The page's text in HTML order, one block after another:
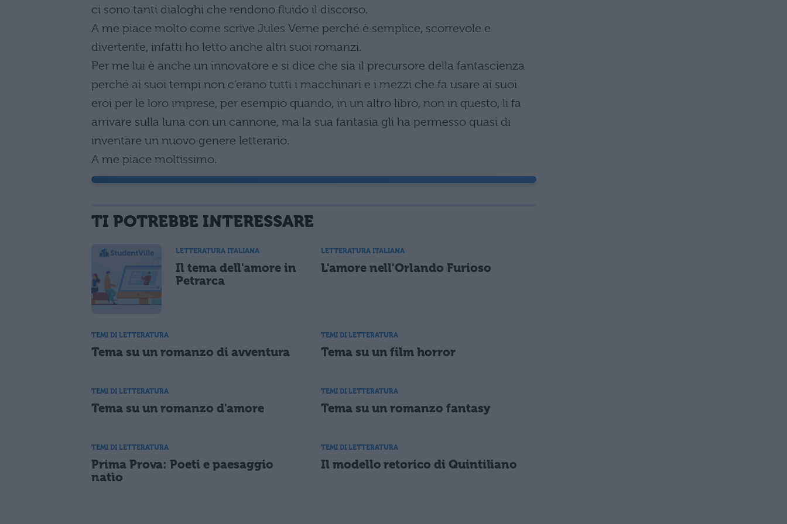
ci sono tanti dialoghi che rendono fluido il discorso.
A me piace molto come scrive Jules Verne perché è semplice, scorrevole e
divertente, infatti ho letto anche altri suoi romanzi.
Per me lui è anche un innovatore e si dice che sia il precursore della fantascienza
perché ai suoi tempi non c’erano tutti i macchinari e i mezzi che fa usare ai suoi
eroi per le loro imprese, per esempio quando, in un altro libro, non in questo, li fa
arrivare sulla luna con un cannone, ma la sua fantasia gli ha permesso quasi di
inventare un nuovo genere letterario.
A me piace moltissimo.
TI POTREBBE INTERESSARE
LETTERATURA ITALIANA
Il tema dell'amore in
Petrarca
LETTERATURA ITALIANA
L'amore nell'Orlando Furioso
TEMI DI LETTERATURA
Tema su un romanzo di avventura
TEMI DI LETTERATURA
Tema su un film horror
TEMI DI LETTERATURA
Tema su un romanzo d'amore
TEMI DI LETTERATURA
Tema su un romanzo fantasy
TEMI DI LETTERATURA
Prima Prova: Poeti e paesaggio
natìo
TEMI DI LETTERATURA
Il modello retorico di Quintiliano